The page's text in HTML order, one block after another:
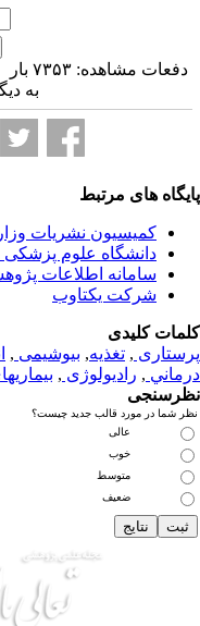
دفعات مشاهده: ۷۳۵۳ بار |
به
های مرتبط
کمیسیون نشریات
دانشگاه علوم پزشکی
سامانه اطلاعات پژوهشی
شرکت یکتاوب
کلیدی
, تغذيه,بیوشیمی ,
, رادیولوژی,
شما در مورد قالب جدید چیست؟
عالی
خوب
متوسط
ضعیف